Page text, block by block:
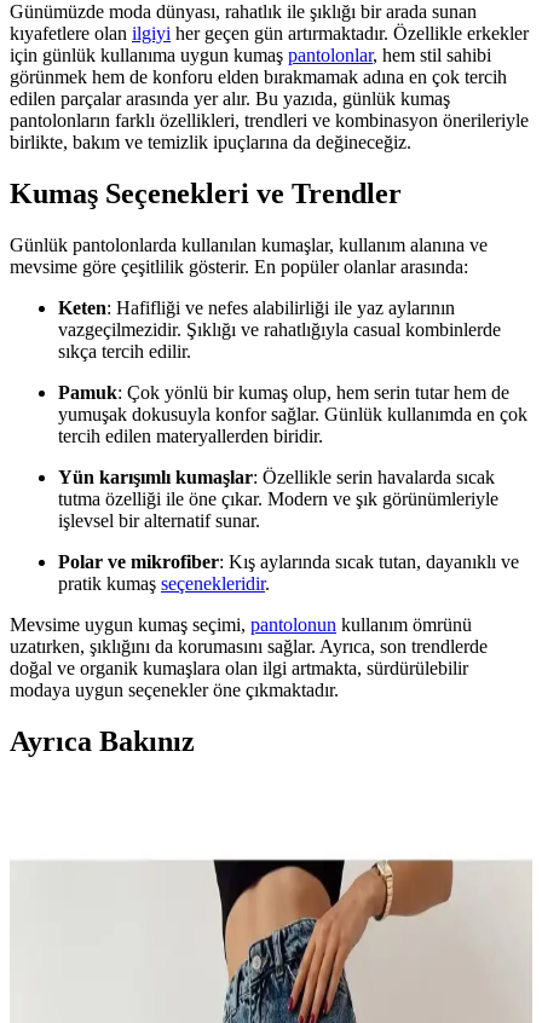
Günümüzde moda dünyası, rahatlık ile şıklığı bir arada sunan
kıyafetlere olan ilgiyi her geçen gün artırmaktadır. Özellikle erkekler
için günlük kullanıma uygun kumaş pantolonlar, hem stil sahibi
görünmek hem de konforu elden bırakmamak adına en çok tercih
edilen parçalar arasında yer alır. Bu yazıda, günlük kumaş
pantolonların farklı özellikleri, trendleri ve kombinasyon önerileriyle
birlikte, bakım ve temizlik ipuçlarına da değineceğiz.
Kumaş Seçenekleri ve Trendler
Günlük pantolonlarda kullanılan kumaşlar, kullanım alanına ve
mevsime göre çeşitlilik gösterir. En popüler olanlar arasında:
Keten: Hafifliği ve nefes alabilirliği ile yaz aylarının
vazgeçilmezidir. Şıklığı ve rahatlığıyla casual kombinlerde
sıkça tercih edilir.
Pamuk: Çok yönlü bir kumaş olup, hem serin tutar hem de
yumuşak dokusuyla konfor sağlar. Günlük kullanımda en çok
tercih edilen materyallerden biridir.
Yün karışımlı kumaşlar: Özellikle serin havalarda sıcak
tutma özelliği ile öne çıkar. Modern ve şık görünümleriyle
işlevsel bir alternatif sunar.
Polar ve mikrofiber: Kış aylarında sıcak tutan, dayanıklı ve
pratik kumaş seçenekleridir.
Mevsime uygun kumaş seçimi, pantolonun kullanım ömrünü
uzatırken, şıklığını da korumasını sağlar. Ayrıca, son trendlerde
doğal ve organik kumaşlara olan ilgi artmakta, sürdürülebilir
modaya uygun seçenekler öne çıkmaktadır.
Ayrıca Bakınız
Oyga'nın 3'lü pantolon seti, rahat ve şık tasarımıyla günlük kullanım
için ideal. Geniş kalıp, yumuşak kumaş ve çeşitli renk seçenekleriyle
Lee Daren Regular Straight Fit Normal Bel Esnek
Jean Pantolon İnceleme ve Özellikleri